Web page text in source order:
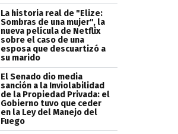
La historia real de "Elize:
Sombras de una mujer", la
nueva película de Netflix
sobre el caso de una
esposa que descuartizó a
su marido
El Senado dio media
sanción a la Inviolabilidad
de la Propiedad Privada: el
Gobierno tuvo que ceder
en la Ley del Manejo del
Fuego